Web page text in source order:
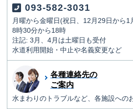
093-582-3031
月曜から金曜日(祝日、12月29日から1
8時30分から18時
注記: 3月、4月は土曜日も受付
水道利用開始・中止や名義変更など
各種連絡先の
ご案内
水まわりのトラブルなど、各施設への